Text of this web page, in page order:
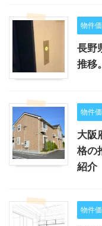
物件
長野
推移
物件
大阪
格の
紹介
物件